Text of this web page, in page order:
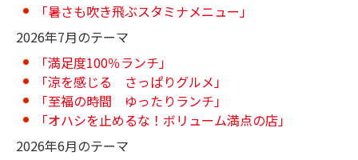
「暑さも吹き飛ぶスタミナメニュー」
2026年7月のテーマ
「満足度100％ランチ」
「涼を感じる さっぱりグルメ」
「至福の時間 ゆったりランチ」
「オハシを止めるな！ボリューム満点の店」
2026年6月のテーマ